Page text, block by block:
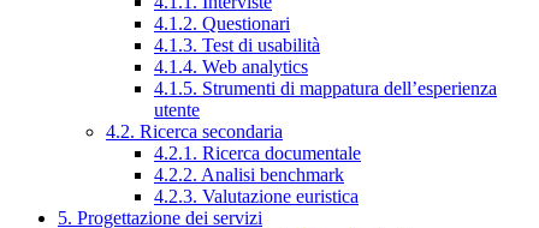
4.1.2. Questionari
4.1.3. Test di usabilità
4.1.4. Web analytics
4.1.5. Strumenti di mappatura dell’esperienza
utente
4.2. Ricerca secondaria
4.2.1. Ricerca documentale
4.2.2. Analisi benchmark
4.2.3. Valutazione euristica
5. Progettazione dei servizi